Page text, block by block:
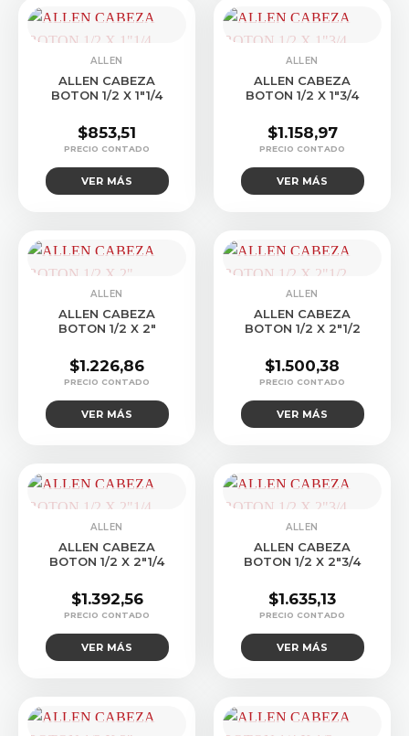
ALLEN
ALLEN CABEZA
BOTON 1/2 X 1″1/4
$853,51
VER MÁS
ALLEN
ALLEN CABEZA
BOTON 1/2 X 1″3/4
$1.158,97
VER MÁS
ALLEN
ALLEN CABEZA
BOTON 1/2 X 2″
$1.226,86
VER MÁS
ALLEN
ALLEN CABEZA
BOTON 1/2 X 2″1/2
$1.500,38
VER MÁS
ALLEN
ALLEN CABEZA
BOTON 1/2 X 2″1/4
$1.392,56
VER MÁS
ALLEN
ALLEN CABEZA
BOTON 1/2 X 2″3/4
$1.635,13
VER MÁS